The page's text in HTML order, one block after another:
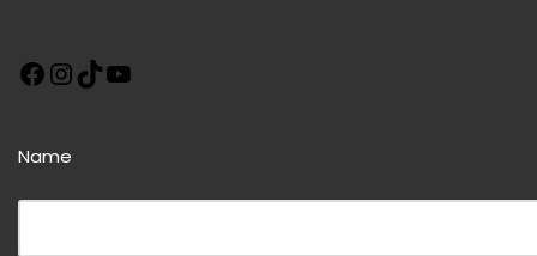
Name
Bitte dieses Feld leer lassen!